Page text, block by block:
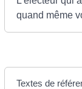
quand même
Textes de